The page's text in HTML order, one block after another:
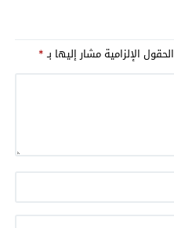
الحقول الإلزامية مشار إليها بـ*